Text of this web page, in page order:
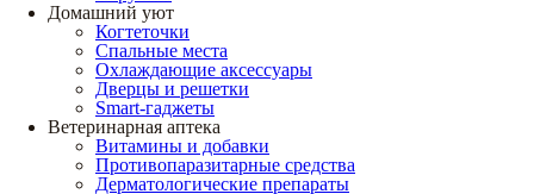
Домашний уют
Когтеточки
Спальные места
Охлаждающие аксессуары
Дверцы и решетки
Smart-гаджеты
Ветеринарная аптека
Витамины и добавки
Противопаразитарные средства
Дерматологические препараты